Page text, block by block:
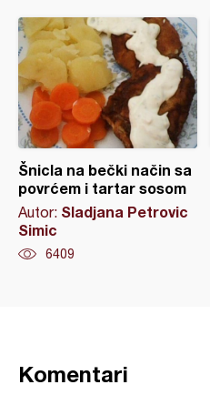
Šnicla na bečki način sa
povrćem i tartar sosom
Autor: Sladjana Petrovic
Simic
6409
Komentari